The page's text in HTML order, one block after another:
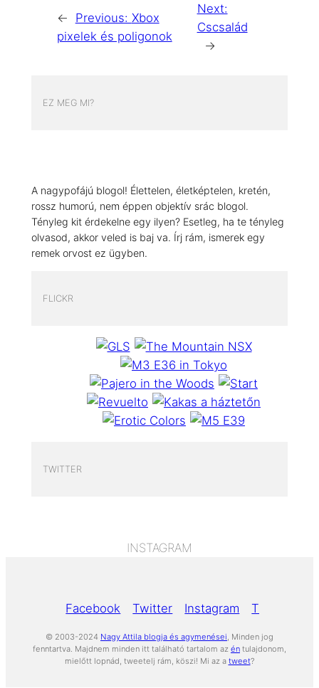
← Previous: Xbox
pixelek és poligonok
Next:
Cscsalád
→
EZ MEG MI?
A nagypofájú blogol! Élettelen, életképtelen, kretén,
rossz humorú, nem éppen objektív srác blogol.
Tényleg kit érdekelne egy ilyen? Esetleg, ha te tényleg
olvasod, akkor veled is baj va. Írj rám, ismerek egy
remek orvost ez ügyben.
FLICKR
TWITTER
INSTAGRAM
Facebook Twitter Instagram Tumblr
© 2003-2024 Nagy Attila blogja és agymenései, Minden jog
fenntartva. Majdnem minden itt található tartalom az én tulajdonom,
mielőtt lopnád, tweetelj rám, köszi! Mi az a tweet?